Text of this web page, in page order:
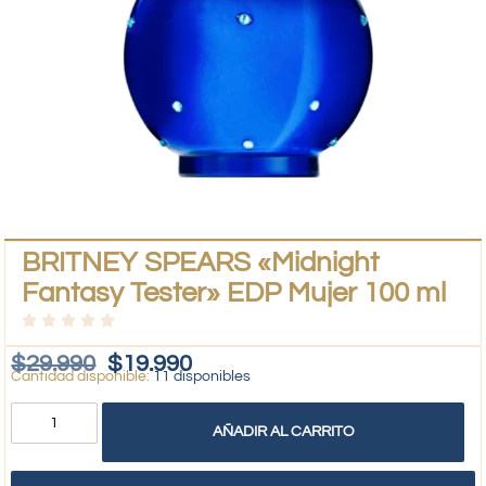
BRITNEY SPEARS «Midnight
Fantasy Tester» EDP Mujer 100 ml
$29.990 $19.990
11 disponibles
AÑADIR AL CARRITO